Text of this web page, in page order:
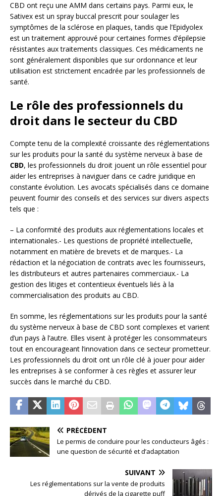
CBD ont reçu une AMM dans certains pays. Parmi eux, le
Sativex est un spray buccal prescrit pour soulager les
symptômes de la sclérose en plaques, tandis que l’Epidyolex
est un traitement approuvé pour certaines formes d’épilepsie
résistantes aux traitements classiques. Ces médicaments ne
sont généralement disponibles que sur ordonnance et leur
utilisation est strictement encadrée par les professionnels de
santé.
Le rôle des professionnels du
droit dans le secteur du CBD
Compte tenu de la complexité croissante des réglementations
sur les produits pour la santé du système nerveux à base de
CBD, les professionnels du droit jouent un rôle essentiel pour
aider les entreprises à naviguer dans ce cadre juridique en
constante évolution. Les avocats spécialisés dans ce domaine
peuvent fournir des conseils et des services sur divers aspects
tels que :
– La conformité des produits aux réglementations locales et
internationales.- Les questions de propriété intellectuelle,
notamment en matière de brevets et de marques.- La
rédaction et la négociation de contrats avec les fournisseurs,
les distributeurs et autres partenaires commerciaux.- La
gestion des litiges et contentieux éventuels liés à la
commercialisation des produits au CBD.
En somme, les réglementations sur les produits pour la santé
du système nerveux à base de CBD sont complexes et varient
d’un pays à l’autre. Elles visent à protéger les consommateurs
tout en encourageant l’innovation dans ce secteur prometteur.
Les professionnels du droit ont un rôle clé à jouer pour aider
les entreprises à se conformer à ces règles et assurer leur
succès dans le marché du CBD.
PRÉCÉDENT
Le permis de conduire pour les conducteurs âgés :
une question de sécurité et d’adaptation
SUIVANT
Les réglementations sur la vente de produits
dérivés de la cigarette puff